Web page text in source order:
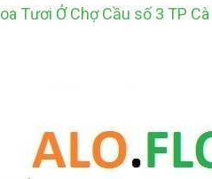
Tươi Ở Chợ Cầu số 3 TP